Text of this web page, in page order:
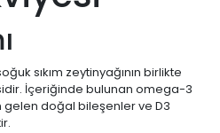
sıkım zeytinyağının birlikte
İçeriğinde bulunan omega-3
gelen doğal bileşenler ve D3